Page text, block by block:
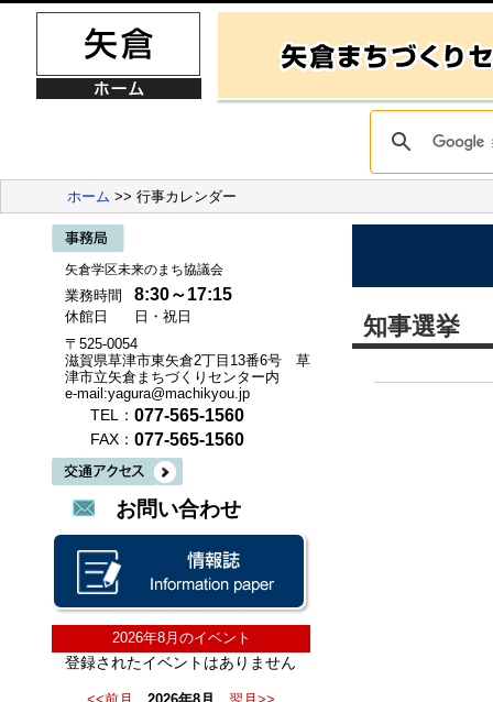
ホーム >> 行事カレンダー
矢倉学区未来のまち協議会
業務時間 8:30～17:15
休館日
日・祝日
〒525-0054
滋賀県草津市東矢倉2丁目13番6号 草
津市立矢倉まちづくりセンター内
e-mail:yagura@machikyou.jp
TEL： 077-565-1560
FAX： 077-565-1560
お問い合わせ
2026年8月のイベント
登録されたイベントはありません
知事選挙